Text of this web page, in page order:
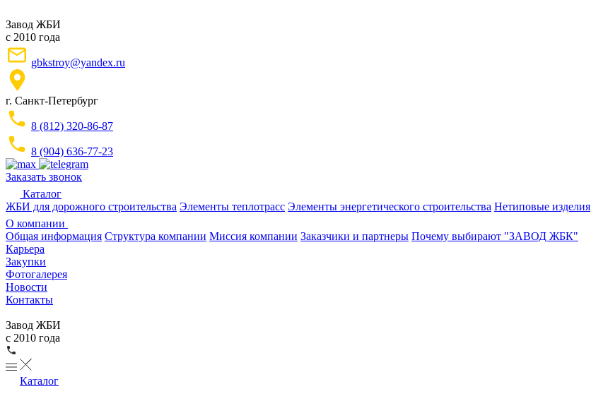
Завод ЖБИ
с 2010 года
gbkstroy@yandex.ru
г. Санкт-Петербург
8 (812) 320-86-87
8 (904) 636-77-23
Заказать звонок
Каталог
ЖБИ для дорожного строительства Элементы теплотрасс Элементы энергетического строительства Нетиповые изделия
О компании
Общая информация Структура компании Миссия компании Заказчики и партнеры Почему выбирают "ЗАВОД ЖБК"
Карьера
Закупки
Фотогалерея
Новости
Контакты
Завод ЖБИ
с 2010 года
Каталог